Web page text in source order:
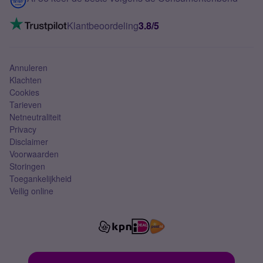
Mobiel internet
Mobiel abonnement
VoLTE 4G bellenKlantbeoordeling3.8/5
Annuleren
Klachten
Cookies
Tarieven
Netneutraliteit
Privacy
Disclaimer
Voorwaarden
Storingen
Toegankelijkheid
Veilig online